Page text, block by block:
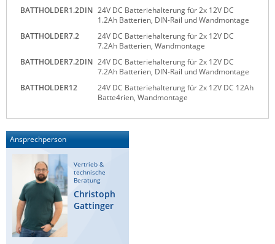
Teltonika
Unwired Networks
WATTECO
Westermo
News zu unseren Herstellern
BATTHOLDER1.2DIN 24V DC Batteriehalterung für 2x 12V DC
1.2Ah Batterien, DIN-Rail und Wandmontage
BATTHOLDER7.2
24V DC Batteriehalterung für 2x 12V DC
7.2Ah Batterien, Wandmontage
BATTHOLDER7.2DIN 24V DC Batteriehalterung für 2x 12V DC
7.2Ah Batterien, DIN-Rail und Wandmontage
BATTHOLDER12
24V DC Batteriehalterung für 2x 12V DC 12Ah
Batte4rien, Wandmontage
Ansprechperson
Vertrieb &
technische
Beratung
Christoph
Gattinger